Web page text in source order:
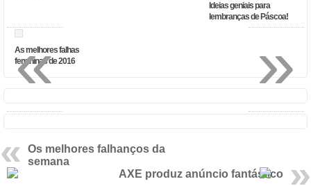
Ideias geniais para
lembranças de Páscoa!
As melhores falhas
femininas de 2016
Os melhores falhanços da
semana
AXE produz anúncio fantástico
»
«